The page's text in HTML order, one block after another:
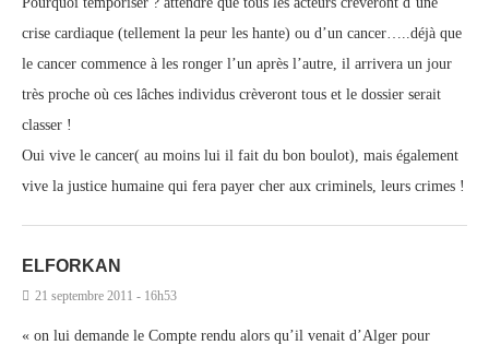
crise cardiaque (tellement la peur les hante) ou d’un cancer…..déjà que
le cancer commence à les ronger l’un après l’autre, il arrivera un jour
très proche où ces lâches individus crèveront tous et le dossier serait
classer !
Oui vive le cancer( au moins lui il fait du bon boulot), mais également
vive la justice humaine qui fera payer cher aux criminels, leurs crimes !
ELFORKAN
21 septembre 2011 - 16h53
« on lui demande le Compte rendu alors qu’il venait d’Alger pour